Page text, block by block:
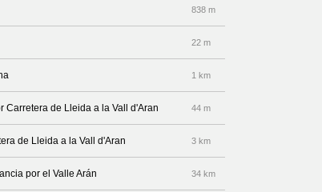
838 m
22 m
1 km
Carretera de Lleida a la Vall d'Aran 44 m
de Lleida a la Vall d'Aran 3 km
por el Valle Arán 34 km